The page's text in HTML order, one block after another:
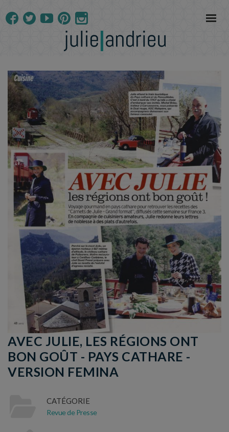
AVEC JULIE, LES RÉGIONS ONT
BON GOÛT - PAYS CATHARE -
VERSION FEMINA
CATÉGORIE
Revue de Presse